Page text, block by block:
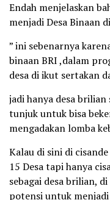
Endah menjelaskan
menjadi Desa Binaan
” ini sebenarnya
binaan BRI ,dalam
desa di ikut sertakan
jadi hanya desa
tunjuk untuk bisa
mengadakan lomba
Kalau di sini di
15 Desa tapi hanya
sebagai desa brilian,
potensi untuk